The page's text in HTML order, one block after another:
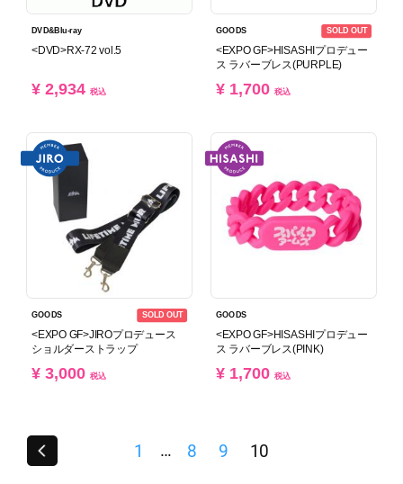
DVD&Blu-ray
<DVD>RX-72 vol.5
¥ 2,934 税込
SOLD OUT
GOODS
<EXPO GF>HISASHIプロデュー
ス ラバーブレス(PURPLE)
¥ 1,700 税込
SOLD OUT
GOODS
<EXPO GF>JIROプロデュース
ショルダーストラップ
¥ 3,000 税込
GOODS
<EXPO GF>HISASHIプロデュー
ス ラバーブレス(PINK)
¥ 1,700 税込
1 … 8 9 10